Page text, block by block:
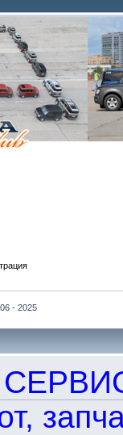
- 2025